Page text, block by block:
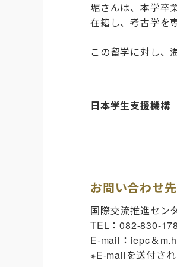
堀さんは、本学卒
在籍し、考古学を
この留学に対し、
日本学生支援機構
お問い合わせ先
国際交流推進セン
TEL ：082-830-
E-mail ： iepc＆
※E-mailを送付さ